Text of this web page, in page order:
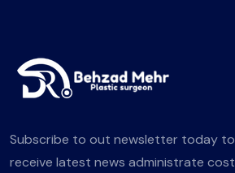
Subscribe to out newsletter today to
receive latest news administrate cost